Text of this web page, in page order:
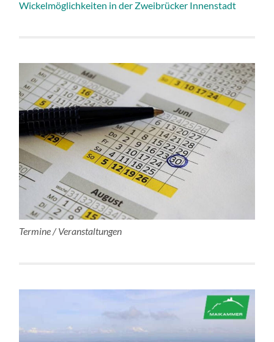
Wickelmöglichkeiten in der Zweibrücker Innenstadt
Termine / Veranstaltungen